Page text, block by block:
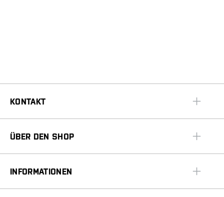
KONTAKT
ÜBER DEN SHOP
INFORMATIONEN